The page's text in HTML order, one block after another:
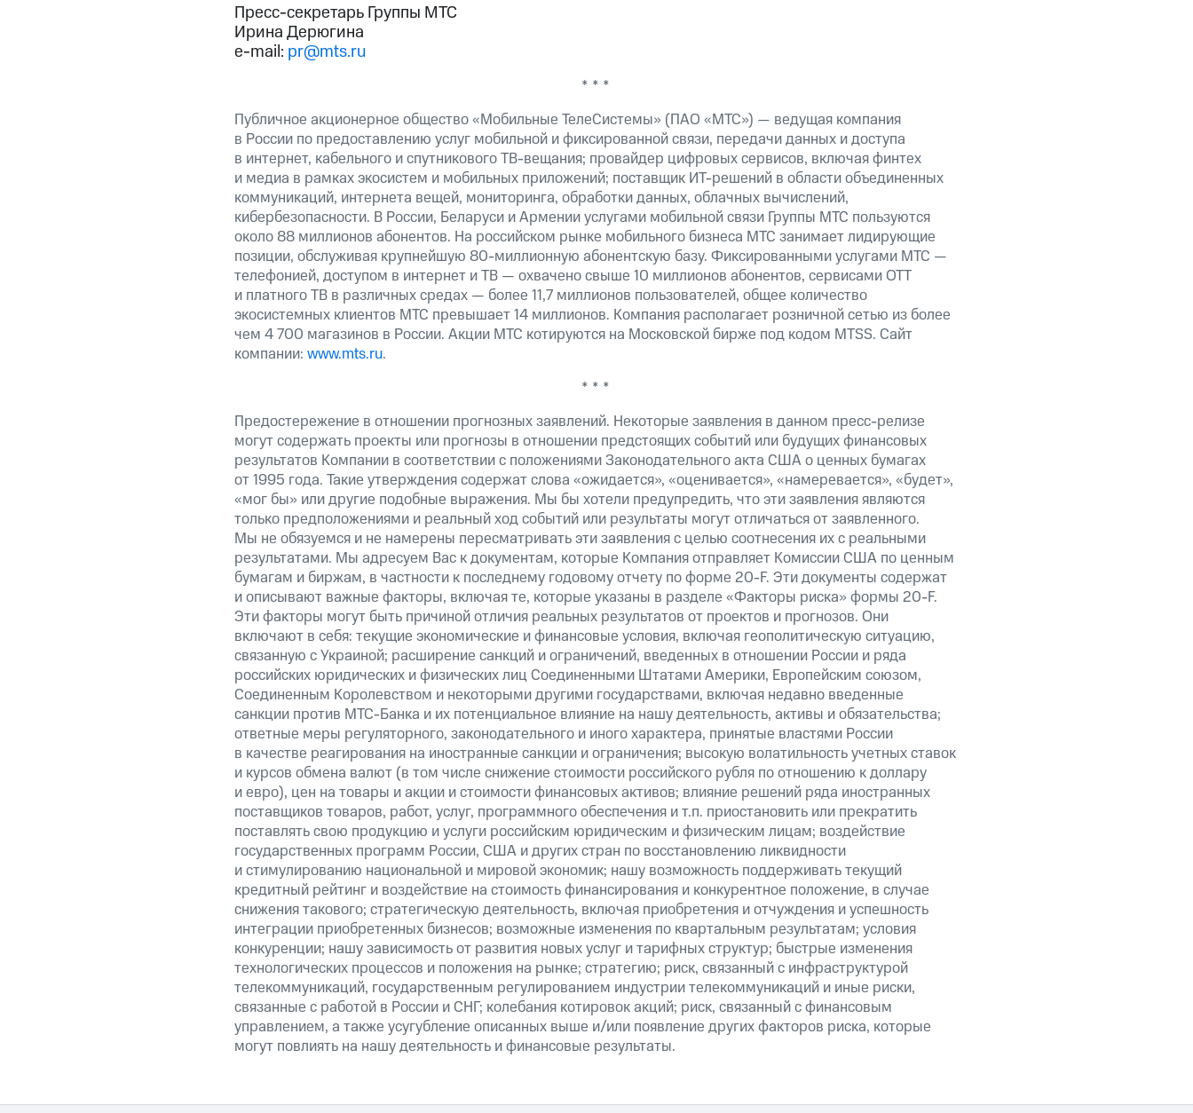
Пресс-секретарь Группы МТС
Ирина Дерюгина
e-mail: pr@mts.ru
* * *
Публичное акционерное общество «Мобильные ТелеСистемы» (ПАО «МТС») — ведущая компания
в России по предоставлению услуг мобильной и фиксированной связи, передачи данных и доступа
в интернет, кабельного и спутникового ТВ-вещания; провайдер цифровых сервисов, включая финтех
и медиа в рамках экосистем и мобильных приложений; поставщик ИТ-решений в области объединенных
коммуникаций, интернета вещей, мониторинга, обработки данных, облачных вычислений,
кибербезопасности. В России, Беларуси и Армении услугами мобильной связи Группы МТС пользуются
около 88 миллионов абонентов. На российском рынке мобильного бизнеса МТС занимает лидирующие
позиции, обслуживая крупнейшую 80-миллионную абонентскую базу. Фиксированными услугами МТС —
телефонией, доступом в интернет и ТВ — охвачено свыше 10 миллионов абонентов, сервисами OTT
и платного ТВ в различных средах — более 11,7 миллионов пользователей, общее количество
экосистемных клиентов МТС превышает 14 миллионов. Компания располагает розничной сетью из более
чем 4 700 магазинов в России. Акции МТС котируются на Московской бирже под кодом MTSS. Сайт
компании: www.mts.ru.
* * *
Предостережение в отношении прогнозных заявлений. Некоторые заявления в данном пресс-релизе
могут содержать проекты или прогнозы в отношении предстоящих событий или будущих финансовых
результатов Компании в соответствии с положениями Законодательного акта США о ценных бумагах
от 1995 года. Такие утверждения содержат слова «ожидается», «оценивается», «намеревается», «будет»,
«мог бы» или другие подобные выражения. Мы бы хотели предупредить, что эти заявления являются
только предположениями и реальный ход событий или результаты могут отличаться от заявленного.
Мы не обязуемся и не намерены пересматривать эти заявления с целью соотнесения их с реальными
результатами. Мы адресуем Вас к документам, которые Компания отправляет Комиссии США по ценным
бумагам и биржам, в частности к последнему годовому отчету по форме 20-F. Эти документы содержат
и описывают важные факторы, включая те, которые указаны в разделе «Факторы риска» формы 20-F.
Эти факторы могут быть причиной отличия реальных результатов от проектов и прогнозов. Они
включают в себя: текущие экономические и финансовые условия, включая геополитическую ситуацию,
связанную с Украиной; расширение санкций и ограничений, введенных в отношении России и ряда
российских юридических и физических лиц Соединенными Штатами Америки, Европейским союзом,
Соединенным Королевством и некоторыми другими государствами, включая недавно введенные
санкции против МТС-Банка и их потенциальное влияние на нашу деятельность, активы и обязательства;
ответные меры регуляторного, законодательного и иного характера, принятые властями России
в качестве реагирования на иностранные санкции и ограничения; высокую волатильность учетных ставок
и курсов обмена валют (в том числе снижение стоимости российского рубля по отношению к доллару
и евро), цен на товары и акции и стоимости финансовых активов; влияние решений ряда иностранных
поставщиков товаров, работ, услуг, программного обеспечения и т.п. приостановить или прекратить
поставлять свою продукцию и услуги российским юридическим и физическим лицам; воздействие
государственных программ России, США и других стран по восстановлению ликвидности
и стимулированию национальной и мировой экономик; нашу возможность поддерживать текущий
кредитный рейтинг и воздействие на стоимость финансирования и конкурентное положение, в случае
снижения такового; стратегическую деятельность, включая приобретения и отчуждения и успешность
интеграции приобретенных бизнесов; возможные изменения по квартальным результатам; условия
конкуренции; нашу зависимость от развития новых услуг и тарифных структур; быстрые изменения
технологических процессов и положения на рынке; стратегию; риск, связанный с инфраструктурой
телекоммуникаций, государственным регулированием индустрии телекоммуникаций и иные риски,
связанные с работой в России и СНГ; колебания котировок акций; риск, связанный с финансовым
управлением, а также усугубление описанных выше и/или появление других факторов риска, которые
могут повлиять на нашу деятельность и финансовые результаты.